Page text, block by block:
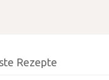
Rezepte